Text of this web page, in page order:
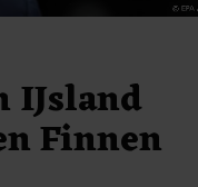
IJsland
Finnen